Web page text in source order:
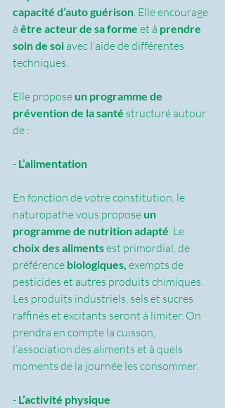
capacité d’auto guérison. Elle encourage
à être acteur de sa forme et à prendre
soin de soi avec l’aide de différentes
techniques.
Elle propose un programme de
prévention de la santé structuré autour
de :
- L’alimentation
En fonction de votre constitution, le
naturopathe vous propose un
programme de nutrition adapté. Le
choix des aliments est primordial, de
préférence biologiques, exempts de
pesticides et autres produits chimiques.
Les produits industriels, sels et sucres
raffinés et excitants seront à limiter. On
prendra en compte la cuisson,
l’association des aliments et à quels
moments de la journée les consommer.
- L’activité physique